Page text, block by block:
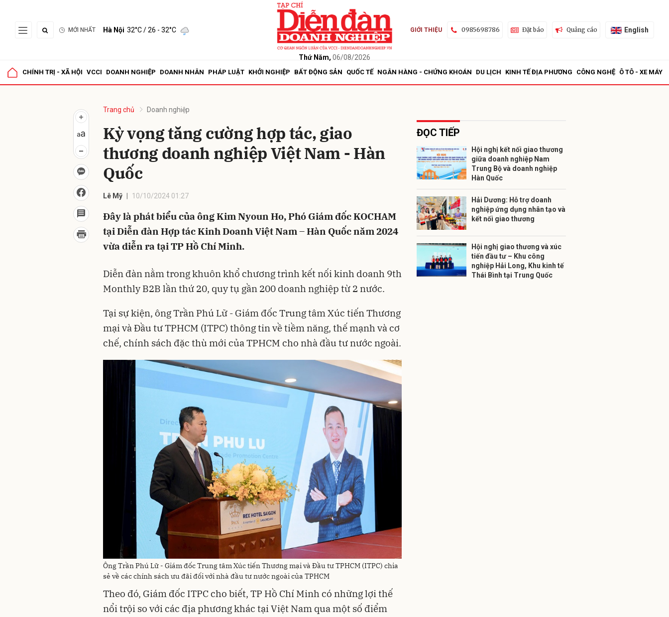
MỚI NHẤT Hà Nội 32°C/ 26 - 32°C
Thứ Năm, 06/08/2026
GIỚI THIỆU 0985698786 Đặt báo Quảng cáo English
CHÍNH TRỊ - XÃ HỘI VCCI DOANH NGHIỆP DOANH NHÂN PHÁP LUẬT KHỞI NGHIỆP BẤT ĐỘNG SẢN QUỐC TẾ NGÂN HÀNG - CHỨNG KHOÁN DU LỊCH KINH TẾ ĐỊA PHƯƠNG CÔNG NGHỆ Ô TÔ - XE MÁY
Trang chủ Doanh nghiệp
Kỳ vọng tăng cường hợp tác, giao
thương doanh nghiệp Việt Nam - Hàn
Quốc
Lê Mỹ 10/10/2024 01:27
Đây là phát biểu của ông Kim Nyoun Ho, Phó Giám đốc KOCHAM
tại Diễn đàn Hợp tác Kinh Doanh Việt Nam – Hàn Quốc năm 2024
vừa diễn ra tại TP Hồ Chí Minh.
Diễn đàn nằm trong khuôn khổ chương trình kết nối kinh doanh 9th
Monthly B2B lần thứ 20, quy tụ gần 200 doanh nghiệp từ 2 nước.
Tại sự kiện, ông Trần Phú Lữ - Giám đốc Trung tâm Xúc tiến Thương
mại và Đầu tư TPHCM (ITPC) thông tin về tiềm năng, thế mạnh và cơ
chế, chính sách đặc thù mới của TPHCM cho nhà đầu tư nước ngoài.
Ông Trần Phú Lữ - Giám đốc Trung tâm Xúc tiến Thương mại và Đầu tư TPHCM (ITPC) chia
sẻ về các chính sách ưu đãi đối với nhà đầu tư nước ngoài của TPHCM
Theo đó, Giám đốc ITPC cho biết, TP Hồ Chí Minh có những lợi thế
nổi trội so với các địa phương khác tại Việt Nam qua một số điểm
ĐỌC TIẾP
Hội nghị kết nối giao thương
giữa doanh nghiệp Nam
Trung Bộ và doanh nghiệp
Hàn Quốc
Hải Dương: Hỗ trợ doanh
nghiệp ứng dụng nhân tạo và
kết nối giao thương
Hội nghị giao thương và xúc
tiến đầu tư – Khu công
nghiệp Hải Long, Khu kinh tế
Thái Bình tại Trung Quốc
Gửi